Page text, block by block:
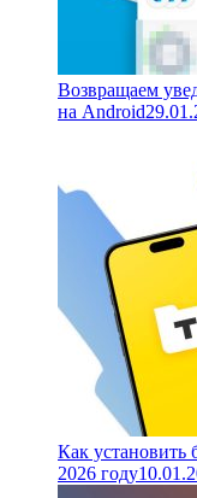
Возвращаем
на Android
Как установить
2026 году